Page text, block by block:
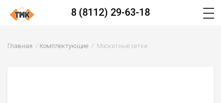
8 (8112) 29-63-18
Главная Комплектующие Москитные сетки